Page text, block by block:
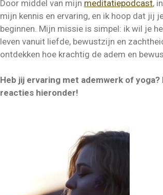
Door middel van mijn meditatiepodcast,
mijn kennis en ervaring, en ik hoop dat jij
beginnen. Mijn missie is simpel: ik wil je
leven vanuit liefde, bewustzijn en
ontdekken hoe krachtig de adem en
Heb jij ervaring met ademwerk of
reacties hieronder!